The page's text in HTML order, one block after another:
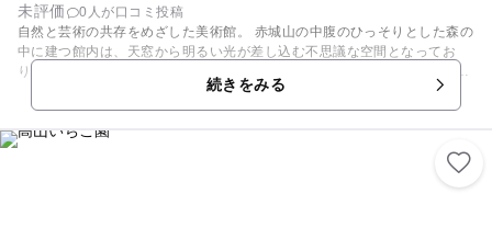
未評価
0人が口コミ投稿
自然と芸術の共存をめざした美術館。 赤城山の中腹のひっそりとした森の
中に建つ館内は、天窓から明るい光が差し込む不思議な空間となってお
り、絵画や彫刻等ジャンルにとらわれず、様々な作品を堪能出来ます。さ
らに2階にも展示スペースあり！ イベント開催時には、作者との交流や、
音楽やダンスのコンサートも楽しめるので、ここでしか味わえない多彩な
芸術を是非！！あなたの目でお確かめ下さい。
続きをみる